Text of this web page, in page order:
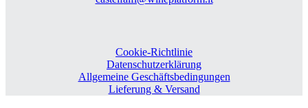
Cookie-Richtlinie
Datenschutzerklärung
Allgemeine Geschäftsbedingungen
Lieferung & Versand